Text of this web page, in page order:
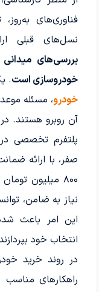
فناوری‌های
نسل‌های قبلی
بررسی‌های
خودروسازی است.
خودرو، مسئله
آن روبرو هستند.
پلتفرم تخصصی
صفر، با ارائه
۸۰۰ میلیون
نیاز به ضامن،
این امر باعث
انتخاب خود
در روند خرید
راهکارهای مناسب